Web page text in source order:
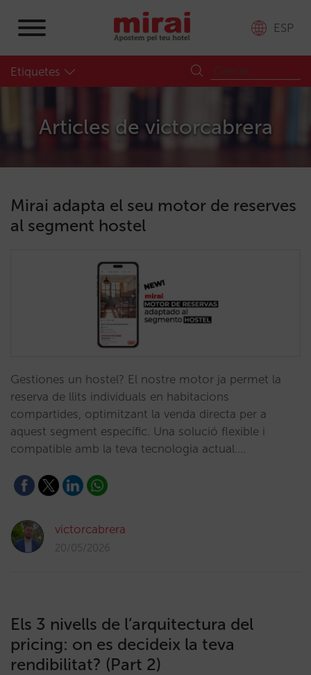
ESP
Etiquetes
Articles de victorcabrera
Mirai adapta el seu motor de reserves
al segment hostel
Gestiones un hostel? El nostre motor ja permet la
reserva de llits individuals en habitacions
compartides, optimitzant la venda directa per a
aquest segment específic. Una solució flexible i
compatible amb la teva tecnologia actual.…
victorcabrera
20/05/2026
Els 3 nivells de l’arquitectura del
pricing: on es decideix la teva
rendibilitat? (Part 2)